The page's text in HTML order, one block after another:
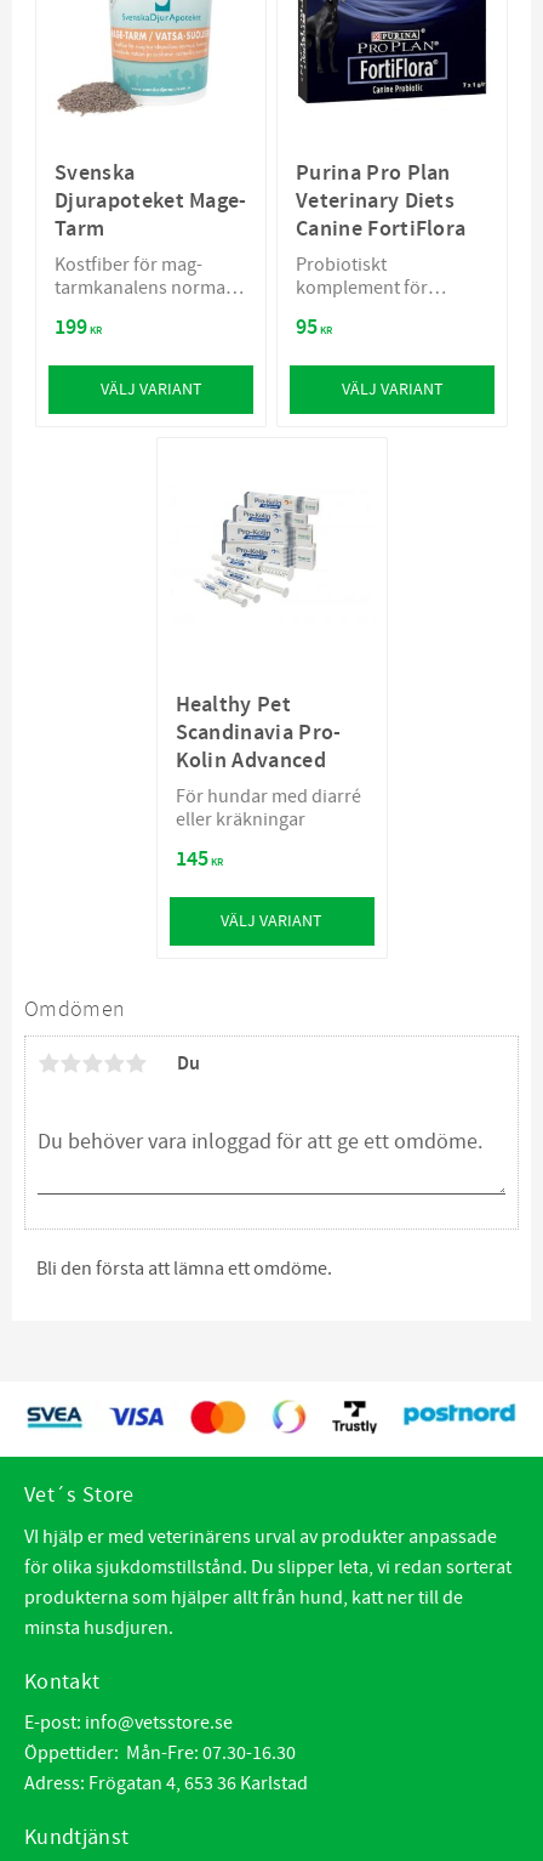
Omdömen
Du
Bli den första att lämna ett omdöme.
Svenska
Djurapoteket Mage-
Tarm
Kostfiber för mag-
tarmkanalens normala
199KR
VÄLJ VARIANT
Purina Pro Plan
Veterinary Diets
Canine FortiFlora
Probiotiskt
komplement för
balans i mag- och
95KR
VÄLJ VARIANT
Healthy Pet
Scandinavia Pro-
Kolin Advanced
För hundar med diarré
eller kräkningar
145KR
VÄLJ VARIANT
Vet´s Store
VI hjälp er med veterinärens urval av produkter anpassade
för olika sjukdomstillstånd. Du slipper leta, vi redan sorterat
produkterna som hjälper allt från hund, katt ner till de
minsta husdjuren.
Kontakt
E-post: info@vetsstore.se
Öppettider: Mån-Fre: 07.30-16.30
Adress: Frögatan 4, 653 36 Karlstad
Kundtjänst